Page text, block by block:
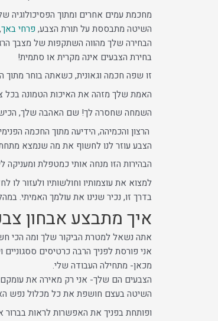
מחכמת עמים אחרים ומתוך הפסיכולוגיה
השיטה מתבססת על תורת הצבע, פרחי באך
הבחירה שלך מהווה השתקפות של מצבך
בחירת הצבעים אינה מקרית או סתמית!
זו שפה חכמה וגאונית, כשאתה בוחר מתוך
האמת שלך מזהה את האיכות הטמונה
השמחה שחסרה לך! שם האהבה שלך,
הרצון והכמיהה, הידיעה מתוך החכמה
הצבע עוזר לנו לחשוף את מה שנמצא
הבהירות הזו מנחה אותי כמטפלת ומעניקה
למצוא את עוצמותיו וחולשותיו ולעזור
בדרך זו, נכיר שנינו את עולמך האמיתי.
איך מתבצע אבחון
אתה נשאל למטרת הביקור שלך ומה הכי
אני פורסת לפניך הרבה כרטיסים
מכאן- מתחילה העבודה שלי.
הצבעים הם שלך- אני רק מאירה את
השיטה בעצם חושפת את כל מכלול נפש
ופותחת בפניך את האפשרות לראות